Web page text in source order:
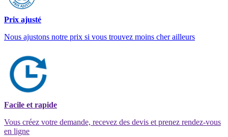
Prix ajusté
Nous ajustons notre prix si vous trouvez moins cher ailleurs
Facile et rapide
Vous créez votre demande, recevez des devis et prenez rendez-vous
en ligne